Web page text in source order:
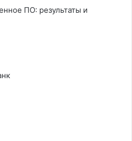
ПО: результаты и